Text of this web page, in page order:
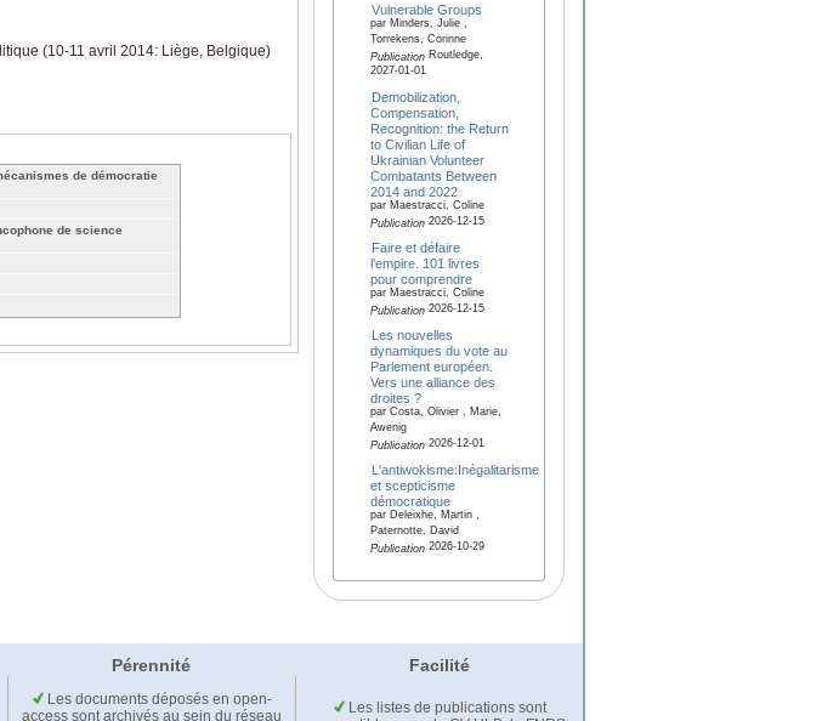
(10-11 avril 2014: Liège, Belgique)
de démocratie
de science
Vulnerable Groups
par Minders, Julie ,
Torrekens, Corinne
PublicationRoutledge,
2027-01-01
Demobilization,
Compensation,
Recognition: the Return
to Civilian Life of
Ukrainian Volunteer
Combatants Between
2014 and 2022
par Maestracci, Coline
Publication2026-12-15
Faire et défaire
l'empire. 101 livres
pour comprendre
par Maestracci, Coline
Publication2026-12-15
Les nouvelles
dynamiques du vote au
Parlement européen.
Vers une alliance des
droites ?
par Costa, Olivier , Marie,
Awenig
Publication2026-12-01
L'antiwokisme:Inégalitarisme
et scepticisme
démocratique
par Deleixhe, Martin ,
Paternotte, David
Publication2026-10-29
Pérennité Facilité
Les documents déposés en open-
access sont archivés au sein du réseau
Les listes de publications sont